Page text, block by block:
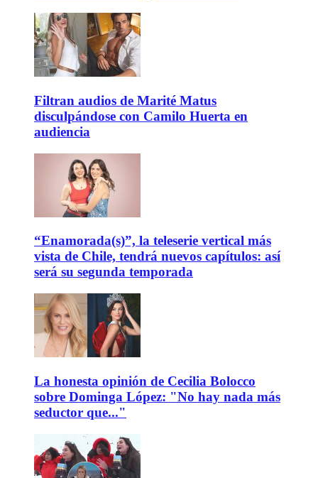
Filtran audios de Marité Matus
disculpándose con Camilo Huerta en
audiencia
“Enamorada(s)”, la teleserie vertical más
vista de Chile, tendrá nuevos capítulos: así
será su segunda temporada
La honesta opinión de Cecilia Bolocco
sobre Dominga López: "No hay nada más
seductor que..."